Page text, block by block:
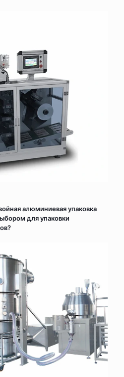
алюминиевая упаковка
для упаковки